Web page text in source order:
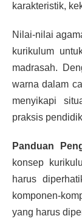
karakteristik,
Nilai-nilai
kurikulum
madrasah.
warna dalam
menyikapi
praksis
Panduan
konsep
harus
komponen-
yang harus